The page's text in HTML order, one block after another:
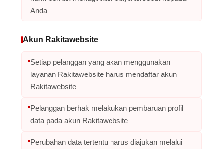
Anda
Akun Rakitawebsite
Setiap pelanggan yang akan menggunakan
layanan Rakitawebsite harus mendaftar akun
Rakitawebsite
Pelanggan berhak melakukan pembaruan profil
data pada akun Rakitawebsite
Perubahan data tertentu harus diajukan melalui